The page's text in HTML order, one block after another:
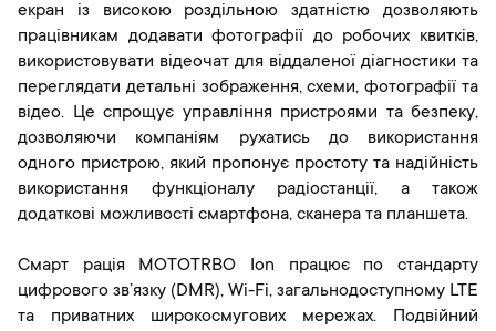
екран із високою роздільною здатністю дозволяють
працівникам додавати фотографії до робочих квитків,
використовувати відеочат для віддаленої діагностики та
переглядати детальні зображення, схеми, фотографії та
відео. Це спрощує управління пристроями та безпеку,
дозволяючи компаніям рухатись до використання
одного пристрою, який пропонує простоту та надійність
використання функціоналу радіостанції, а також
додаткові можливості смартфона, сканера та планшета.
Смарт рація MOTOTRBO Ion працює по стандарту
цифрового зв’язку (DMR), Wi-Fi, загальнодоступному LTE
та приватних широкосмугових мережах. Подвійний